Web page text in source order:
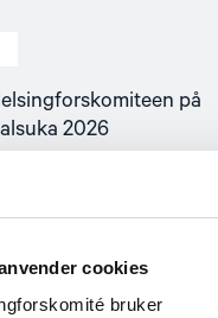
cookies
bruker
på
2026
Read
"Tydelig
i